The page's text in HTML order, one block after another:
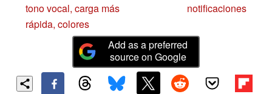
tono vocal, carga más
rápida, colores
notificaciones
Add as a preferred
source on Google